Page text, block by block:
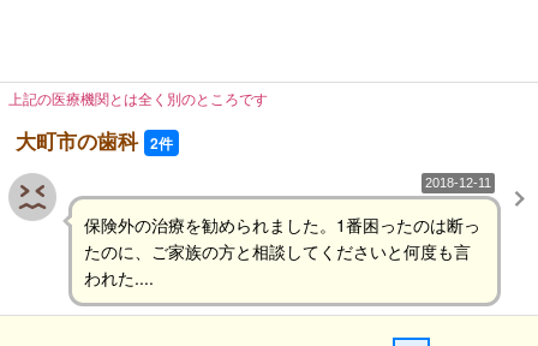
上記の医療機関とは全く別のところです
大町市の歯科 2件
2018-12-11
保険外の治療を勧められました。1番困ったのは断っ
たのに、ご家族の方と相談してくださいと何度も言
われた....